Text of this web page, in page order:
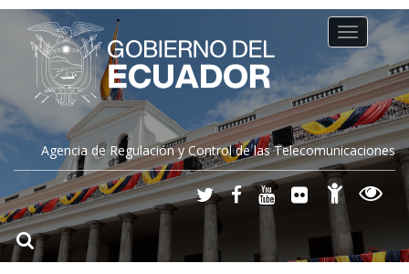
Agencia de Regulación y Control de las Telecomunicaciones
Toggle
navigation